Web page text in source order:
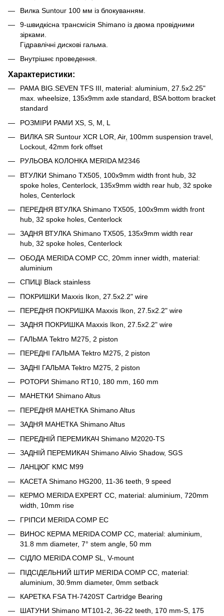
Вилка Suntour 100 мм із блокуванням.
9-швидкісна трансмісія Shimano із двома провідними
зірками.
Гідравлічні дискові гальма.
Внутрішнє проведення.
Характеристики:
РАМА BIG.SEVEN TFS III, material: aluminium, 27.5x2.25"
max. wheelsize, 135x9mm axle standard, BSA bottom bracket
standard
РОЗМІРИ РАМИ XS, S, M, L
ВИЛКА SR Suntour XCR LOR, Air, 100mm suspension travel,
Lockout, 42mm fork offset
РУЛЬОВА КОЛОНКА MERIDA M2346
ВТУЛКИ Shimano TX505, 100x9mm width front hub, 32
spoke holes, Centerlock, 135x9mm width rear hub, 32 spoke
holes, Centerlock
ПЕРЕДНЯ ВТУЛКА Shimano TX505, 100x9mm width front
hub, 32 spoke holes, Centerlock
ЗАДНЯ ВТУЛКА Shimano TX505, 135x9mm width rear
hub, 32 spoke holes, Centerlock
ОБОДА MERIDA COMP CC, 20mm inner width, material:
aluminium
СПИЦІ Black stainless
ПОКРИШКИ Maxxis Ikon, 27.5x2.2" wire
ПЕРЕДНЯ ПОКРИШКА Maxxis Ikon, 27.5x2.2" wire
ЗАДНЯ ПОКРИШКА Maxxis Ikon, 27.5x2.2" wire
ГАЛЬМА Tektro M275, 2 piston
ПЕРЕДНІ ГАЛЬМА Tektro M275, 2 piston
ЗАДНІ ГАЛЬМА Tektro M275, 2 piston
РОТОРИ Shimano RT10, 180 mm, 160 mm
МАНЕТКИ Shimano Altus
ПЕРЕДНЯ МАНЕТКА Shimano Altus
ЗАДНЯ МАНЕТКА Shimano Altus
ПЕРЕДНІЙ ПЕРЕМИКАЧ Shimano M2020-TS
ЗАДНІЙ ПЕРЕМИКАЧ Shimano Alivio Shadow, SGS
ЛАНЦЮГ KMC M99
КАСЕТА Shimano HG200, 11-36 teeth, 9 speed
КЕРМО MERIDA EXPERT CC, material: aluminium, 720mm
width, 10mm rise
ГРІПСИ MERIDA COMP EC
ВИНОС КЕРМА MERIDA COMP CC, material: aluminium,
31.8 mm diameter, 7° stem angle, 50 mm
СІДЛО MERIDA COMP SL, V-mount
ПІДСІДЕЛЬНИЙ ШТИР MERIDA COMP CC, material:
aluminium, 30.9mm diameter, 0mm setback
КАРЕТКА FSA TH-7420ST Cartridge Bearing
ШАТУНИ Shimano MT101-2, 36-22 teeth, 170 mm-S, 175